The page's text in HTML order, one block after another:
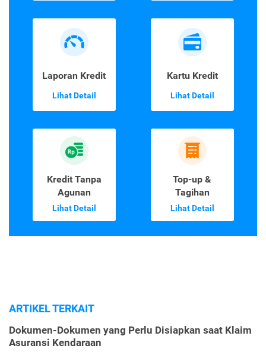
Laporan Kredit
Lihat Detail
Kartu Kredit
Lihat Detail
Kredit Tanpa
Agunan
Lihat Detail
Top-up &
Tagihan
Lihat Detail
ARTIKEL TERKAIT
Dokumen-Dokumen yang Perlu Disiapkan saat Klaim
Asuransi Kendaraan